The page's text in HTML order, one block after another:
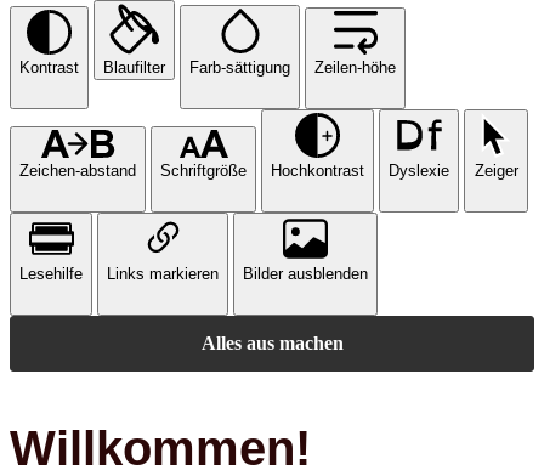
Kontrast Blaufilter Farb-sättigung Zeilen-höhe
Zeichen-abstand Schriftgröße Hochkontrast Dyslexie Zeiger
Lesehilfe Links markieren Bilder ausblenden
Alles aus machen
Willkommen!